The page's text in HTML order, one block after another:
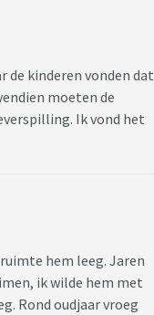
de kinderen vonden dat
moeten de
Ik vond het
hem leeg. Jaren
ik wilde hem met
Rond oudjaar vroeg